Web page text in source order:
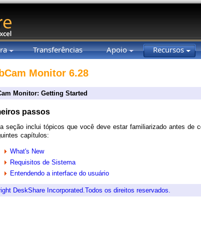
Transferências Apoio Recursos
Monitor 6.28
Monitor: Getting Started
passos
seção inclui tópicos que você deve estar familiarizado antes de
capítulos:
What's New
Requisitos de Sistema
Entendendo a interface do usuário
DeskShare Incorporated.Todos os direitos reservados.